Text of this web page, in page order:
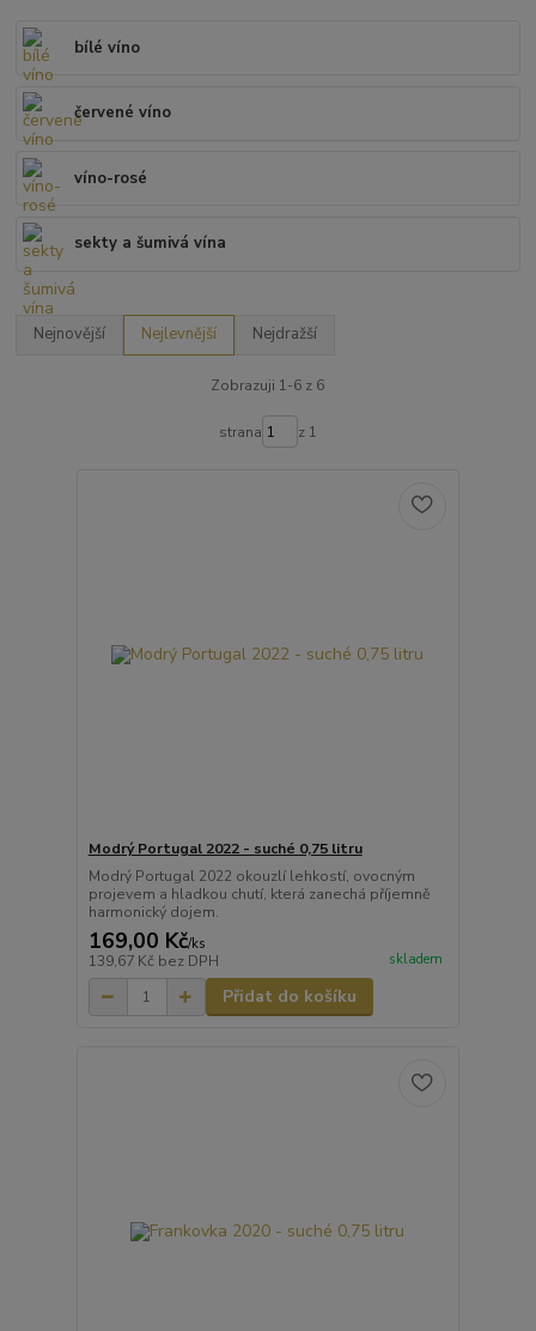
bílé víno
červené víno
víno-rosé
sekty a šumivá vína
Nejnovější Nejlevnější Nejdražší
Zobrazuji 1-6 z 6
strana z 1
Modrý Portugal 2022 - suché 0,75 litru
Modrý Portugal 2022 okouzlí lehkostí, ovocným
projevem a hladkou chutí, která zanechá příjemně
harmonický dojem.
169,00 Kč/ks
139,67 Kč bez DPH skladem
Přidat do košíku